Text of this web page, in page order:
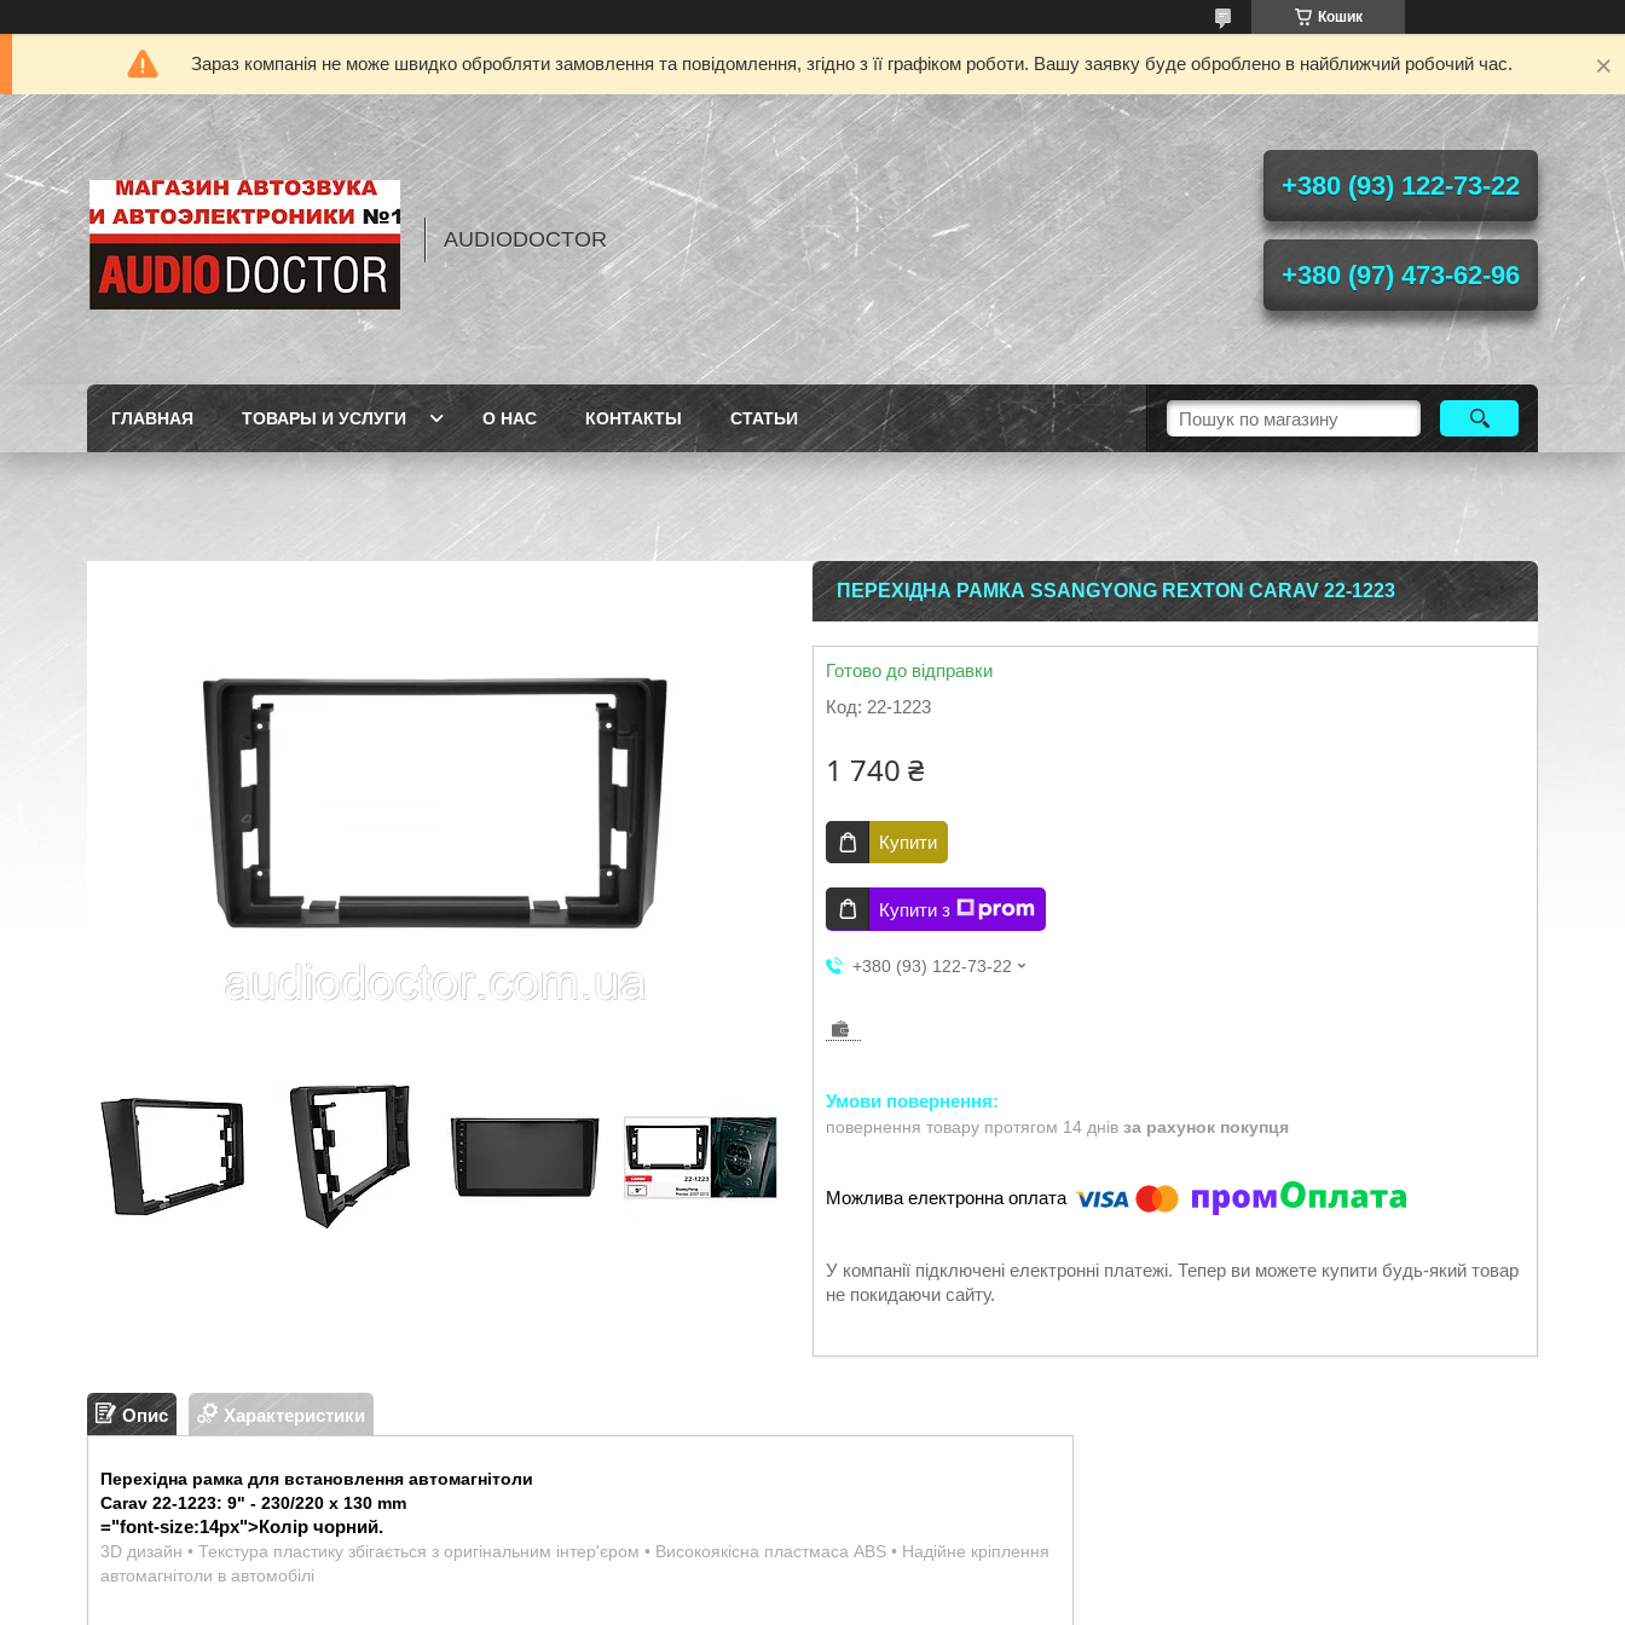
Кошик
Зараз компанія не може швидко обробляти замовлення та повідомлення, згідно з її графіком роботи. Вашу заявку буде оброблено в найближчий робочий час.
AUDIODOCTOR
+380 (93) 122-73-22
+380 (97) 473-62-96
ГЛАВНАЯ ТОВАРЫ И УСЛУГИ О НАС КОНТАКТЫ СТАТЬИ
ПЕРЕХІДНА РАМКА SSANGYONG REXTON CARAV 22-1223
Готово до відправки
Код: 22-1223
1 740 ₴
Купити
Купити з
+380 (93) 122-73-22
повернення товару протягом 14 днів за рахунок покупця
У компанії підключені електронні платежі. Тепер ви можете купити будь-який товар
не покидаючи сайту.
Опис Характеристики
Перехідна рамка для встановлення автомагнітоли
Carav 22-1223: 9" - 230/220 x 130 mm
="font-size:14px">Колір чорний.
3D дизайн • Текстура пластику збігається з оригінальним інтер'єром • Високоякісна пластмаса ABS • Надійне кріплення
автомагнітоли в автомобілі